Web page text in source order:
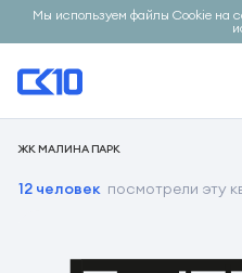
Мы используем файлы Cookie на
ЖК МАЛИНА ПАРК
12 человек посмотрели эту